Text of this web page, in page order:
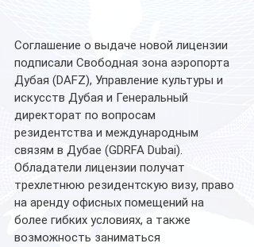
Соглашение о выдаче новой лицензии
подписали Свободная зона аэропорта
Дубая (DAFZ), Управление культуры и
искусств Дубая и Генеральный
директорат по вопросам
резидентства и международным
связям в Дубае (GDRFA Dubai).
Обладатели лицензии получат
трехлетнюю резидентскую визу, право
на аренду офисных помещений на
более гибких условиях, а также
возможность заниматься